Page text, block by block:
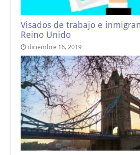
Visados de trabajo e
Reino Unido
diciembre 16, 2019